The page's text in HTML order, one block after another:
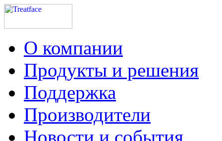
О компании
Продукты и решения
Поддержка
Производители